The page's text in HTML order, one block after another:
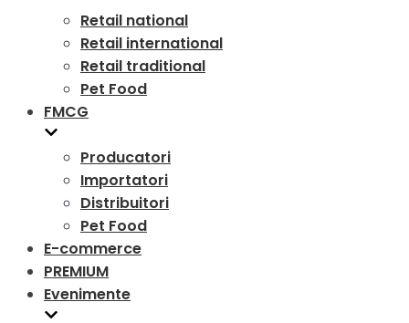
Retail national
Retail international
Retail traditional
Pet Food
FMCG
Producatori
Importatori
Distribuitori
Pet Food
E-commerce
PREMIUM
Evenimente